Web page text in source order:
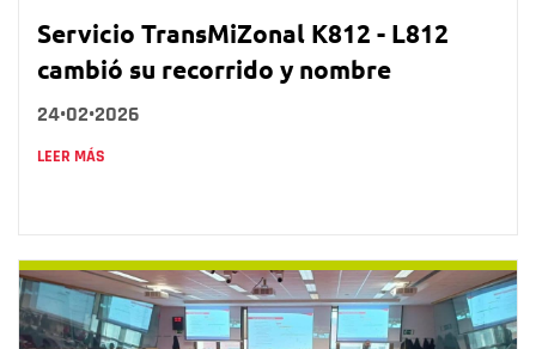
Servicio TransMiZonal K812 - L812
cambió su recorrido y nombre
24•02•2026
LEER MÁS